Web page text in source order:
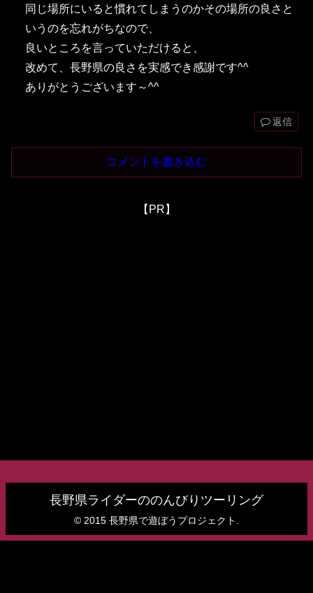
同じ場所にいると慣れてしまうのかその場所の良さと
いうのを忘れがちなので、
良いところを言っていただけると、
改めて、長野県の良さを実感でき感謝です^^
ありがとうございます～^^
返信
コメントを書き込む
【PR】
長野県ライダーののんびりツーリング
© 2015 長野県で遊ぼうプロジェクト.